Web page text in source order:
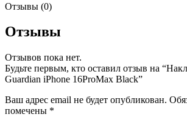
Отзывы (0)
Отзывы
Отзывов пока нет.
Будьте первым, кто оставил отзыв на
Guardian iPhone 16ProMax Black”
Ваш адрес email не будет опубликован.
помечены *